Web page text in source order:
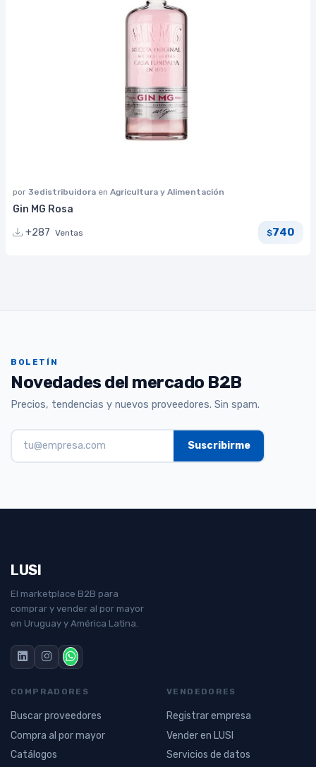
por 3edistribuidora en Agricultura y Alimentación
Gin MG Rosa
+287 Ventas $740
BOLETÍN
Novedades del mercado B2B
Precios, tendencias y nuevos proveedores. Sin spam.
LUSI
El marketplace B2B para
comprar y vender al por mayor
en Uruguay y América Latina.
COMPRADORES
Buscar proveedores
Compra al por mayor
Catálogos
VENDEDORES
Registrar empresa
Vender en LUSI
Servicios de datos